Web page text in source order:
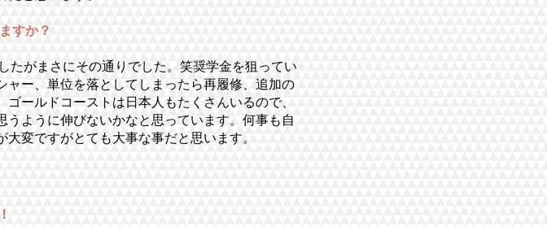
すか？
たがまさにその通りでした。笑奨学金を狙ってい
ー、単位を落としてしまったら再履修、追加の
ールドコーストは日本人もたくさんいるので、
ように伸びないかなと思っています。何事も自
変ですがとても大事な事だと思います。